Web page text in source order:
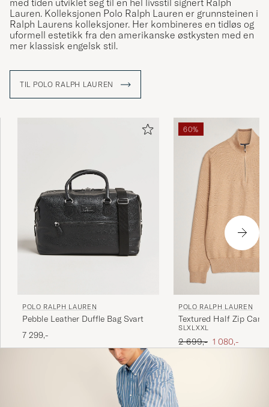
med tiden utviklet seg til en hel livsstil signert Ralph
Lauren. Kolleksjonen Polo Ralph Lauren er grunnsteinen i
Ralph Laurens kolleksjoner. Her kombineres en tidløs og
uformell estetikk fra den amerikanske østkysten med en
mer klassisk engelsk stil.
TIL POLO RALPH LAUREN
POLO RALPH LAUREN
Pebble Leather Duffle Bag Svart
7 299,-
60%
POLO RALPH LAUREN
Textured Half Zip
SLXLXXL
Ordinær pris
2 699,- Nedsatt pris
1 080,-